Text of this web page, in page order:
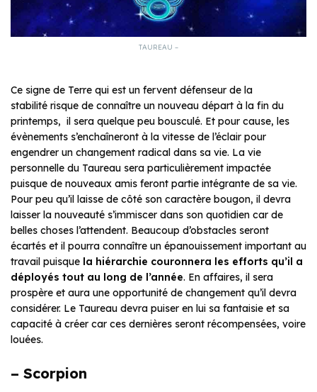
TAUREAU –
Ce signe de Terre qui est un fervent défenseur de la
stabilité risque de connaître un nouveau départ à la fin du
printemps, il sera quelque peu bousculé. Et pour cause, les
évènements s’enchaîneront à la vitesse de l’éclair pour
engendrer un changement radical dans sa vie. La vie
personnelle du Taureau sera particulièrement impactée
puisque de nouveaux amis feront partie intégrante de sa vie.
Pour peu qu’il laisse de côté son caractère bougon, il devra
laisser la nouveauté s’immiscer dans son quotidien car de
belles choses l’attendent. Beaucoup d’obstacles seront
écartés et il pourra connaître un épanouissement important au
travail puisque la hiérarchie couronnera les efforts qu’il a
déployés tout au long de l’année. En affaires, il sera
prospère et aura une opportunité de changement qu’il devra
considérer. Le Taureau devra puiser en lui sa fantaisie et sa
capacité à créer car ces dernières seront récompensées, voire
louées.
– Scorpion